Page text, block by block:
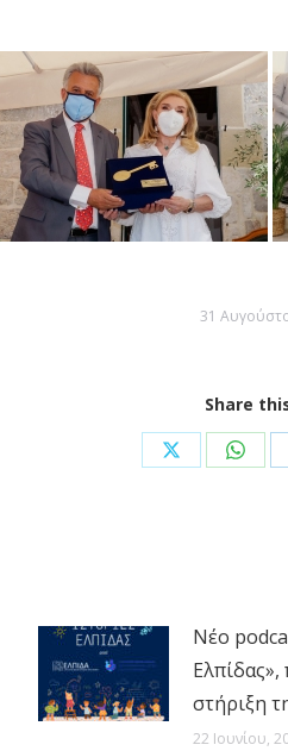
31
Share
Share Share
Νέο
Ελπίδας»,
στήριξη
22 Ιουνίου,